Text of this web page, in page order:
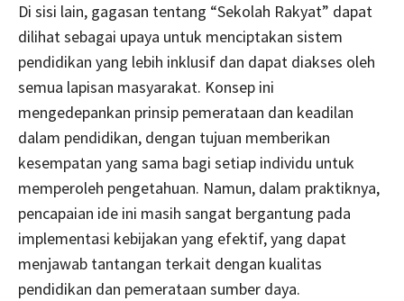
Di sisi lain, gagasan tentang “Sekolah Rakyat” dapat
dilihat sebagai upaya untuk menciptakan sistem
pendidikan yang lebih inklusif dan dapat diakses oleh
semua lapisan masyarakat. Konsep ini
mengedepankan prinsip pemerataan dan keadilan
dalam pendidikan, dengan tujuan memberikan
kesempatan yang sama bagi setiap individu untuk
memperoleh pengetahuan. Namun, dalam praktiknya,
pencapaian ide ini masih sangat bergantung pada
implementasi kebijakan yang efektif, yang dapat
menjawab tantangan terkait dengan kualitas
pendidikan dan pemerataan sumber daya.